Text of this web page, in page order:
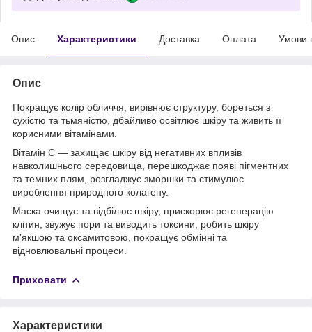
Опис Характеристики Доставка Оплата Умови
Опис
Покращує колір обличчя, вирівнює структуру, бореться з
сухістю та тьмяністю, дбайливо освітлює шкіру та живить її
корисними вітамінами.
Вітамін С — захищає шкіру від негативних впливів
навколишнього середовища, перешкоджає появі пігментних
та темних плям, розгладжує зморшки та стимулює
вироблення природного колагену.
Маска очищує та відбілює шкіру, прискорює регенерацію
клітин, звужує пори та виводить токсини, робить шкіру
мʼякшою та оксамитовою, покращує обмінні та
відновлювальні процеси.
Приховати
Характеристики